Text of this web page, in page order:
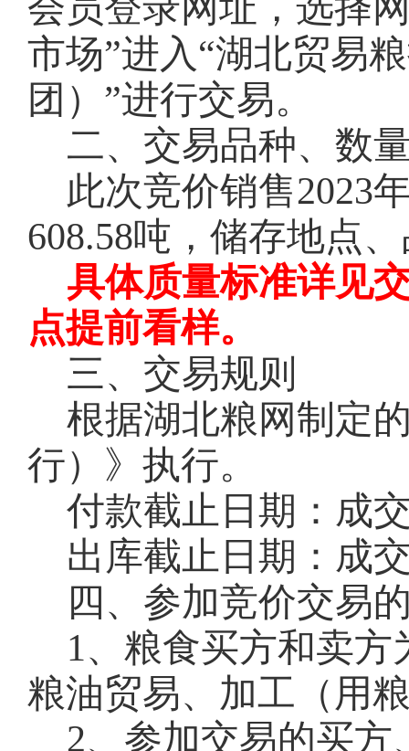
市场”进入“湖北贸易
团）”进行交易。
二、交易品种、数
此次竞价销售2023
608.58吨，储存地点
具体质量标准详见
点提前看样。
三、交易规则
根据湖北粮网制定
行）》执行。
付款截止日期：成
出库截止日期：成
四、参加竞价交易
1、粮食买方和卖
粮油贸易、加工（用
2、参加交易的买